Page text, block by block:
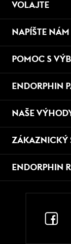
VOLAJTE
NAPÍŠTE NÁM
POMOC S
ENDORPHIN
NAŠE
ZÁKAZNICKÝ
ENDORPHIN